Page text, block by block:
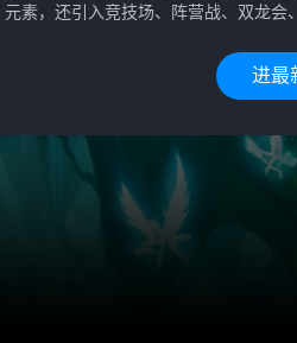
元素，还引入竞技场、阵营战、双龙会
进最